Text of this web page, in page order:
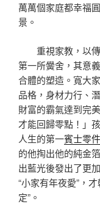
萬萬個家庭都幸福
景。
重視家教，以
第一所黌舍，其意
合體的塑造。寬大
品格，身材力行、
財富的霸氣達到完
才能回歸零點！」
人生的第一賓士零件
的他掏出他的純金
出藍光後發出了更
“小家有年夜愛”，
定”。